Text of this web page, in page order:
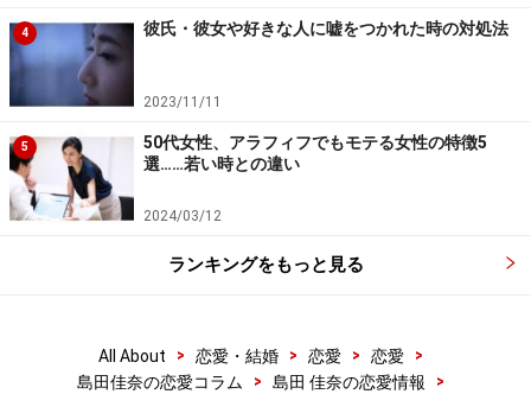
4 彼氏・彼女や好きな人に嘘をつかれた時の対処法
2023/11/11
5
50代女性、アラフィフでもモテる女性の特徴5
選……若い時との違い
2024/03/12
ランキングをもっと見る
All About > 恋愛・結婚 > 恋愛 > 恋愛
>
島田佳奈の恋愛コラム
> 島田 佳奈の恋愛情報
>